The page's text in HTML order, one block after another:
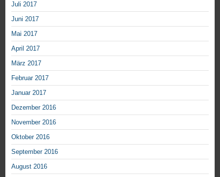
Juli 2017
Juni 2017
Mai 2017
April 2017
März 2017
Februar 2017
Januar 2017
Dezember 2016
November 2016
Oktober 2016
September 2016
August 2016